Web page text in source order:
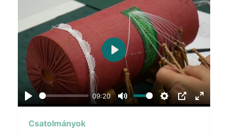
Play
09:20
Mute Settings
PIP Enter
Play
Csatolmányok